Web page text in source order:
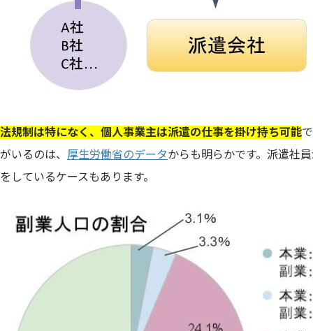
法規制は特になく、個人事業主は派遣の仕事を掛け持ち可能
がいるのは、 厚生労働省のデータからも明らかです。派遣社
をしているケースもあります。